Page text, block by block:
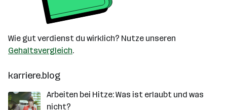
Wie gut verdienst du wirklich? Nutze unseren
Gehaltsvergleich.
karriere.blog
Arbeiten bei Hitze: Was ist erlaubt und was
nicht?